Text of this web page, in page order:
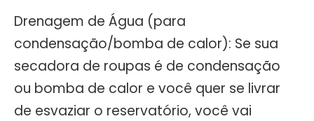
Drenagem de Água (para
condensação/bomba de calor): Se sua
secadora de roupas é de condensação
ou bomba de calor e você quer se livrar
de esvaziar o reservatório, você vai